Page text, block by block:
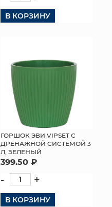
В КОРЗИНУ
ГОРШОК ЭВИ VIPSET С
ДРЕНАЖНОЙ СИСТЕМОЙ 3
Л, ЗЕЛЕНЫЙ
399.50 ₽
- +
В КОРЗИНУ